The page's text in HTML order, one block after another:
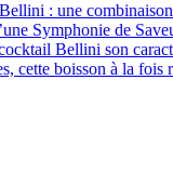
: une
Symphonie de
Bellini son
cette boisson à la fois